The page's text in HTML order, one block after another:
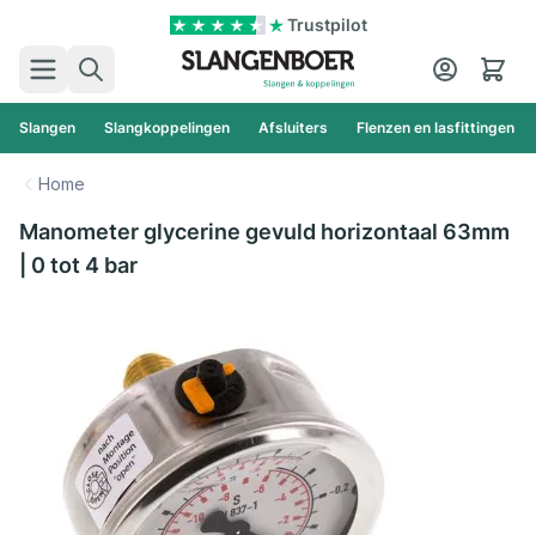
Trustpilot
Zoek
Cart
Slangen Slangkoppelingen Afsluiters Flenzen en lasfittingen
Home
Manometer glycerine gevuld horizontaal 63mm
| 0 tot 4 bar